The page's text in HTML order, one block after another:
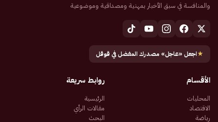
والمنافسة في سبق الأخبار بمهنية ومصداقية وموضوعية
★اجعل «عاجل» مصدرك المفضل في قوقل
الأقسام
المحليات
الاقتصاد
رياضة
روابط سريعة
الرئيسية
مقالات الرأي
البحث